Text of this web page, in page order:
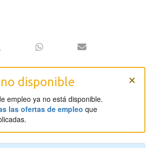
disponible
empleo ya no está disponible.
las ofertas de empleo que
×